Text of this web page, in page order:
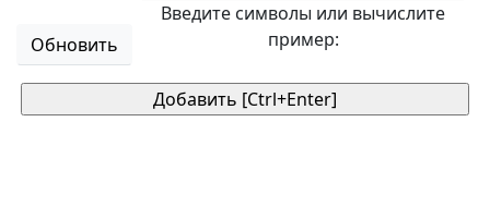
Обновить
Введите символы или вычислите
пример: